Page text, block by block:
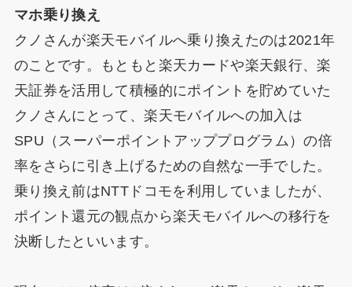
マホ乗り換え
クノさんが楽天モバイルへ乗り換えたのは2021年
のことです。もともと楽天カードや楽天銀行、楽
天証券を活用して積極的にポイントを貯めていた
クノさんにとって、楽天モバイルへの加入は
SPU（スーパーポイントアッププログラム）の倍
率をさらに引き上げるための自然な一手でした。
乗り換え前はNTTドコモを利用していましたが、
ポイント還元の観点から楽天モバイルへの移行を
決断したといいます。